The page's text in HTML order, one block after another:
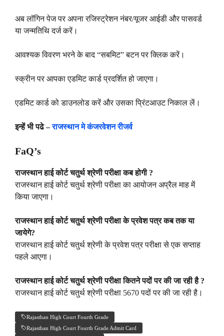
अब लॉगिन पेज पर अपना रजिस्ट्रेशन नंबर/यूजर आईडी और पासवर्ड
या जन्मतिथि दर्ज करें।
आवश्यक विवरण भरने के बाद “सबमिट” बटन पर क्लिक करें।
स्क्रीन पर आपका एडमिट कार्ड प्रदर्शित हो जाएगा।
एडमिट कार्ड को डाउनलोड करें और उसका प्रिंटआउट निकाल लें।
इन्हें भी पढे –राजस्थान मे कंजरवेशन रीजर्व
FaQ’s
राजस्थान हाई कोर्ट चतुर्थ श्रेणी परीक्षा कब होगी ?
राजस्थान हाई कोर्ट चतुर्थ श्रेणी परीक्षा का आयोजन अप्रैल माह में
किया जाएगा।
राजस्थान हाई कोर्ट चतुर्थ श्रेणी परीक्षा के प्रवेश पत्र कब तक या
जायेगे?
राजस्थान हाई कोर्ट चतुर्थ श्रेणी के प्रवेश पत्र परीक्षा से एक सप्ताह
पहले आएगा।
राजस्थान हाई कोर्ट चतुर्थ श्रेणी परीक्षा कितने पदों पर की जा रही है ?
राजस्थान हाई कोर्ट चतुर्थ श्रेणी परीक्षा 5670 पदों पर की जा रही है।
Rajasthan High Court Fourth Grade
Rajasthan High Court Fourth Grade Admit Card